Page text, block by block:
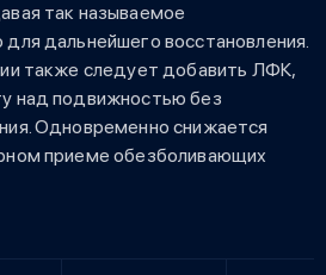
так называемое
дальнейшего восстановления.
также следует добавить ЛФК,
над подвижностью без
Одновременно снижается
приеме обезболивающих